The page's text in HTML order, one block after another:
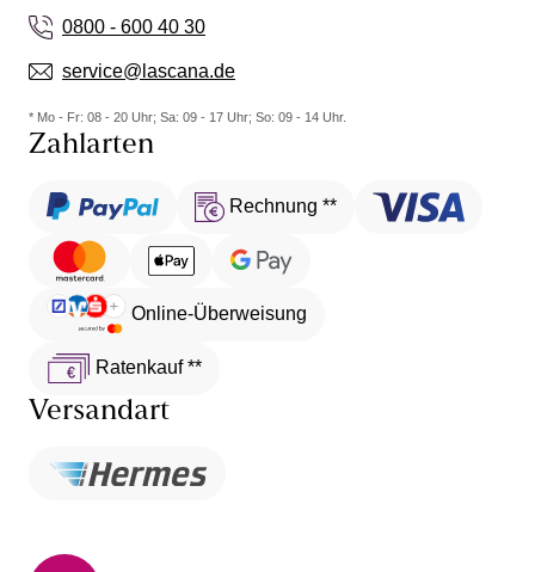
0800 - 600 40 30
service@lascana.de
* Mo - Fr: 08 - 20 Uhr; Sa: 09 - 17 Uhr; So: 09 - 14 Uhr.
Zahlarten
Rechnung **
Online-Überweisung
Ratenkauf **
Versandart